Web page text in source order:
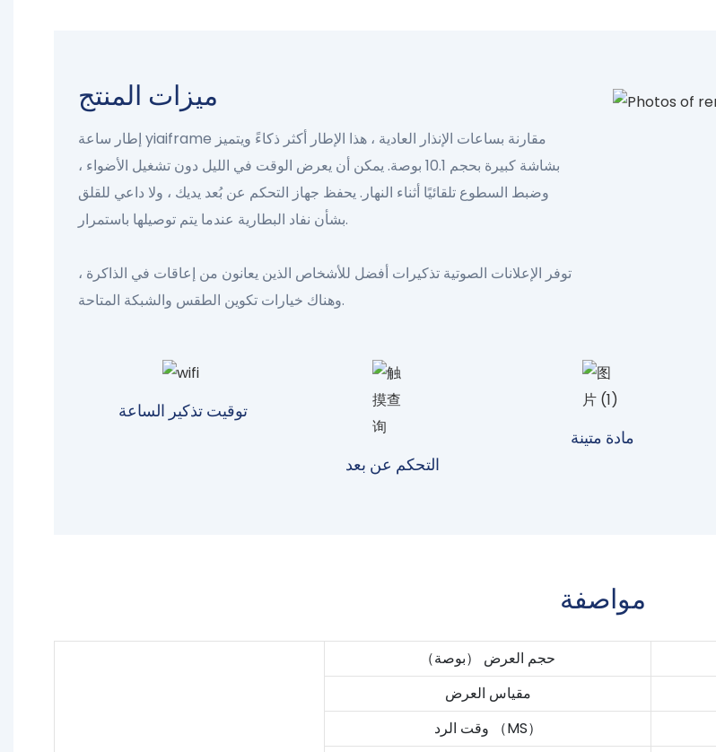
إدارة كل اليوم ميزات المنتج
إطار ساعة yiaiframe مقارنة بساعات الإنذار العادية ، هذا الإطار أكثر ذكاءً ويتميز
بشاشة كبيرة بحجم 10.1 بوصة. يمكن أن يعرض الوقت في الليل دون تشغيل الأضواء ،
وضبط السطوع تلقائيًا أثناء النهار. يحفظ جهاز التحكم عن بُعد يديك ، ولا داعي للقلق
بشأن نفاد البطارية عندما يتم توصيلها باستمرار.
توفر الإعلانات الصوتية تذكيرات أفضل للأشخاص الذين يعانون من إعاقات في الذاكرة ،
وهناك خيارات تكوين الطقس والشبكة المتاحة.
توقيت تذكير الساعة
التحكم عن بعد
مادة متينة
مواصفة
حجم العرض （بوصة）
مقياس العرض
وقت الرد （MS）